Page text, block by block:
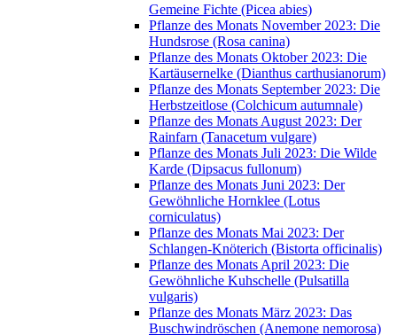
Gemeine Fichte (Picea abies)
Pflanze des Monats November 2023: Die
Hundsrose (Rosa canina)
Pflanze des Monats Oktober 2023: Die
Kartäusernelke (Dianthus carthusianorum)
Pflanze des Monats September 2023: Die
Herbstzeitlose (Colchicum autumnale)
Pflanze des Monats August 2023: Der
Rainfarn (Tanacetum vulgare)
Pflanze des Monats Juli 2023: Die Wilde
Karde (Dipsacus fullonum)
Pflanze des Monats Juni 2023: Der
Gewöhnliche Hornklee (Lotus
corniculatus)
Pflanze des Monats Mai 2023: Der
Schlangen-Knöterich (Bistorta officinalis)
Pflanze des Monats April 2023: Die
Gewöhnliche Kuhschelle (Pulsatilla
vulgaris)
Pflanze des Monats März 2023: Das
Buschwindröschen (Anemone nemorosa)